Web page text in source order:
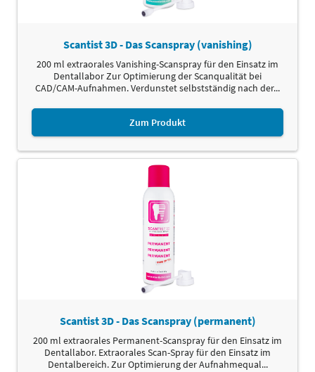
Scantist 3D - Das Scanspray (vanishing)
200 ml extraorales Vanishing-Scanspray für den Einsatz im
Dentallabor Zur Optimierung der Scanqualität bei
CAD/CAM-Aufnahmen. Verdunstet selbstständig nach der...
Zum Produkt
Scantist 3D - Das Scanspray (permanent)
200 ml extraorales Permanent-Scanspray für den Einsatz im
Dentallabor. Extraorales Scan-Spray für den Einsatz im
Dentalbereich. Zur Optimierung der Aufnahmequal...